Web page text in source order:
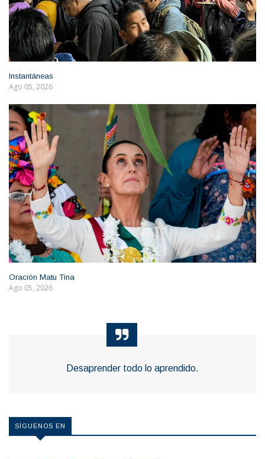
Instantáneas
Ago 05, 2026
Oración Matu Tina
Ago 05, 2026
Desaprender todo lo aprendido.
SÍGUENOS EN